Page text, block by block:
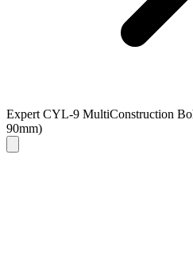
Expert CYL-9 MultiConstruction
90mm)